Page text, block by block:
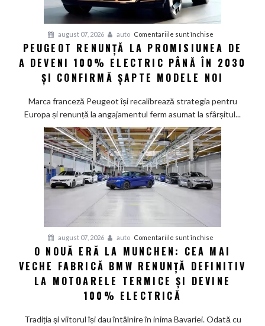
august 07, 2026 auto Comentariile sunt închise
Peugeot
renunță
la
de
a
100%
electric
până
2030
șapte
noi
PEUGEOT RENUNȚĂ LA PROMISIUNEA DE
A DEVENI 100% ELECTRIC PÂNĂ ÎN 2030
ȘI CONFIRMĂ ȘAPTE MODELE NOI
Marca franceză Peugeot își recalibrează strategia pentru
Europa și renunță la angajamentul ferm asumat la sfârșitul...
august 07, 2026 auto Comentariile sunt închise
O
nouă
eră
Cea
O NOUĂ ERĂ LA MUNCHEN: CEA MAI
VECHE FABRICĂ BMW RENUNȚĂ DEFINITIV
LA MOTOARELE TERMICE ȘI DEVINE
100% ELECTRICĂ
Tradiția și viitorul își dau întâlnire în inima Bavariei. Odată cu